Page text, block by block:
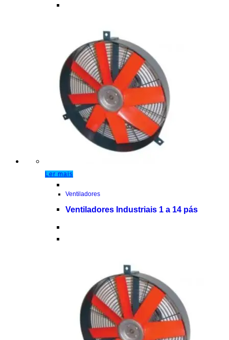
Ler mais
Ventiladores
Ventiladores Industriais 1 a 14 pás